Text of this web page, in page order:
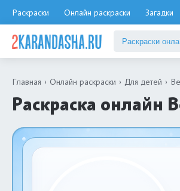
Раскраски Онлайн раскраски Загадки
Главная Онлайн раскраски Для детей
Раскраска онлайн